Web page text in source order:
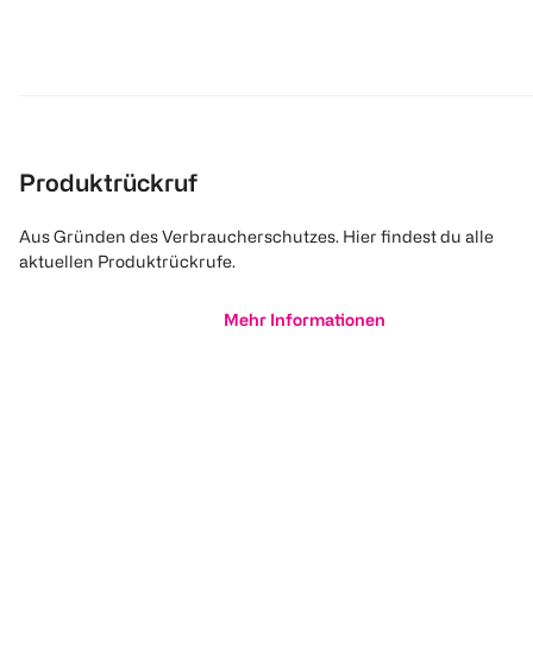
Produktrückruf
Aus Gründen des Verbraucherschutzes. Hier findest du alle
aktuellen Produktrückrufe.
Mehr Informationen